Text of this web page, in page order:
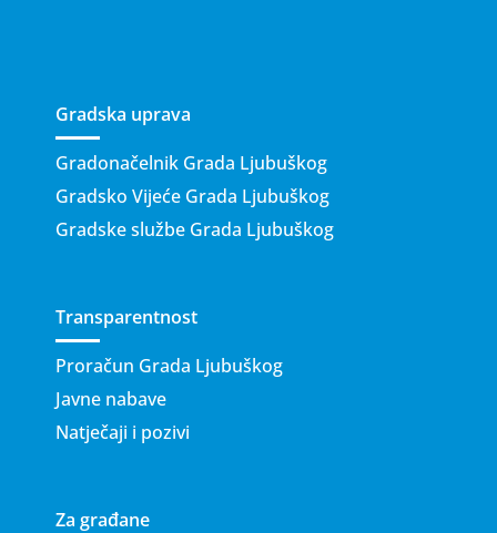
Gradska uprava
Gradonačelnik Grada Ljubuškog
Gradsko Vijeće Grada Ljubuškog
Gradske službe Grada Ljubuškog
Transparentnost
Proračun Grada Ljubuškog
Javne nabave
Natječaji i pozivi
Za građane